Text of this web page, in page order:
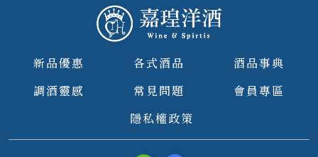
新品優惠 各式酒品
酒品事典
調酒靈感
常見問題
會員專區
隱私權政策